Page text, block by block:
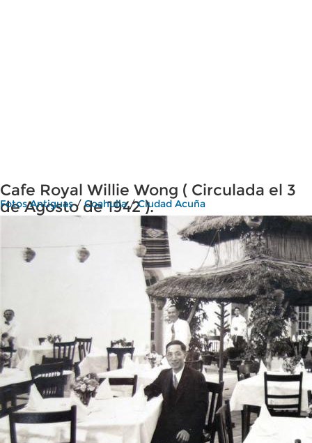
Cafe Royal Willie Wong ( Circulada el 3
de Agosto de 1942 ).
Fotos Antiguas/Coahuila/Ciudad Acuña